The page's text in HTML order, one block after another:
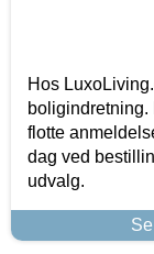
Hos
flotte
dag ved
udvalg.